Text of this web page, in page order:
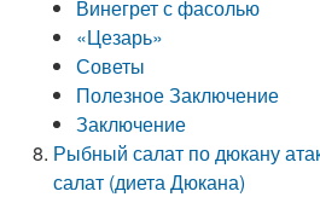
Винегрет с фасолью
«Цезарь»
Советы
Полезное Заключение
Заключение
Рыбный салат по дюкану
салат (диета Дюкана)